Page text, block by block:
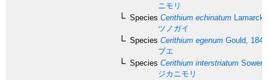
ニモリ
Species Cerithium echinatum Lamarck,
ツノガイ
Species Cerithium egenum Gould, 1849
ブエ
Species Cerithium interstriatum
ジカニモリ